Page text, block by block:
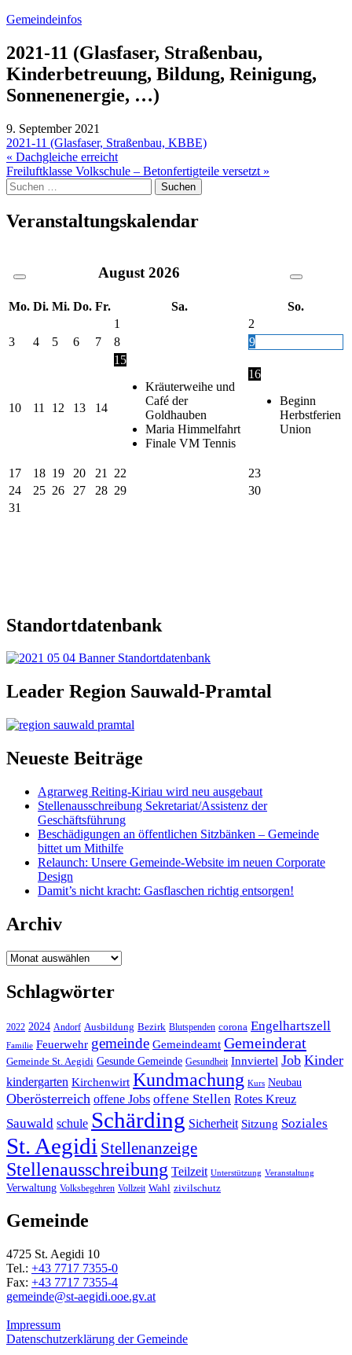
Gemeindeinfos
2021-11 (Glasfaser, Straßenbau,
Kinderbetreuung, Bildung, Reinigung,
Sonnenenergie, …)
9. September 2021
2021-11 (Glasfaser, Straßenbau, KBBE)
Beitragsnavigation
« Dachgleiche erreicht
Freiluftklasse Volkschule – Betonfertigteile versetzt »
Suche
nach:
Veranstaltungskalendar
August 2026
Mo. Di. Mi. Do. Fr. Sa.
So.
1
2
3
4 5 6 7 8 9
10 11 12 13 14
15
Kräuterweihe und
Café der
Goldhauben
Maria Himmelfahrt
Finale VM Tennis
16
Beginn
Herbstferien
Union
17 18 19 20 21 22
23
24
25 26 27 28 29
30
31
Standortdatenbank
Leader Region Sauwald-Pramtal
Neueste Beiträge
Agrarweg Reiting-Kiriau wird neu ausgebaut
Stellenausschreibung Sekretariat/Assistenz der
Geschäftsführung
Beschädigungen an öffentlichen Sitzbänken – Gemeinde
bittet um Mithilfe
Relaunch: Unsere Gemeinde-Website im neuen Corporate
Design
Damit’s nicht kracht: Gasflaschen richtig entsorgen!
Archiv
Archiv
Schlagwörter
2022 2024 Andorf Ausbildung Bezirk Blutspenden corona Engelhartszell
Familie Feuerwehr gemeinde Gemeindeamt Gemeinderat
Gemeinde St. Aegidi Gesunde Gemeinde Gesundheit Innviertel Job Kinder
kindergarten Kirchenwirt Kundmachung Kurs Neubau
Oberösterreich offene Jobs offene Stellen Rotes Kreuz
Sauwald schule Schärding Sicherheit Sitzung Soziales
St. Aegidi Stellenanzeige
Stellenausschreibung Teilzeit Unterstützung Veranstaltung
Verwaltung Volksbegehren Vollzeit Wahl zivilschutz
Gemeinde
4725 St. Aegidi 10
Tel.: +43 7717 7355-0
Fax: +43 7717 7355-4
gemeinde@st-aegidi.ooe.gv.at
Impressum
Datenschutzerklärung der Gemeinde